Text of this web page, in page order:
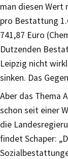
man diesen Wert
pro Bestattung
741,87 Euro
Dutzenden
Leipzig nicht
sinken. Das
Aber das Thema
schon seit einer
die
findet Schaper: